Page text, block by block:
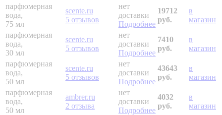
парфюмерная
вода,
75 мл
scente.ru
5 отзывов
нет
доставки
Подробнее
19712
руб.
в
магазин
парфюмерная
вода,
30 мл
scente.ru
5 отзывов
нет
доставки
Подробнее
7410
руб.
в
магазин
парфюмерная
вода,
50 мл
scente.ru
5 отзывов
нет
доставки
Подробнее
43643
руб.
в
магазин
парфюмерная
вода,
50 мл
ambrer.ru
2 отзыва
нет
доставки
Подробнее
4032
руб.
в
магазин